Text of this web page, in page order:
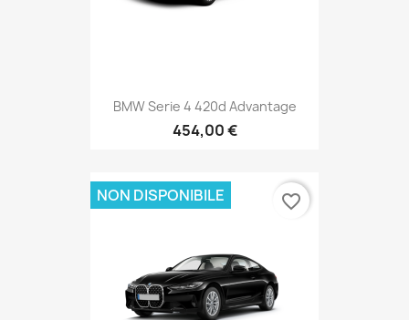
BMW Serie 4 420d Advantage
454,00 €
NON DISPONIBILE favorite_border